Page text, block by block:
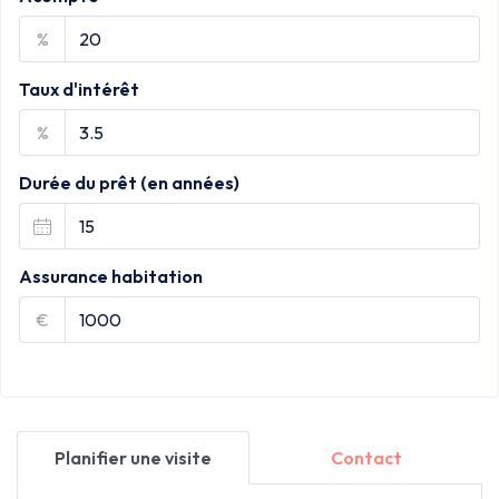
%
Taux d'intérêt
%
Durée du prêt (en années)
Assurance habitation
€
Planifier une visite Contact